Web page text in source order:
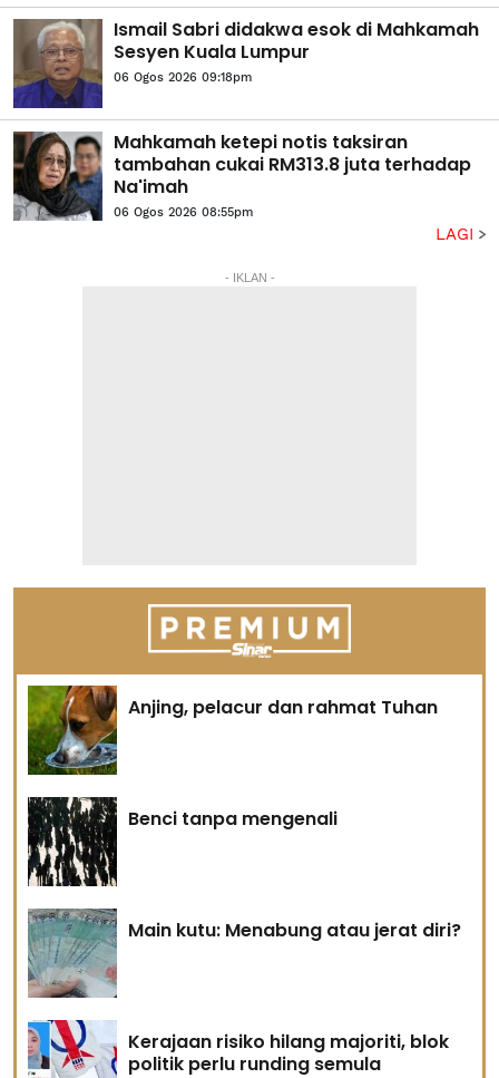
Ismail Sabri didakwa esok di Mahkamah
Sesyen Kuala Lumpur
06 Ogos 2026 09:18pm
Mahkamah ketepi notis taksiran
tambahan cukai RM313.8 juta terhadap
Na'imah
06 Ogos 2026 08:55pm
LAGI
- IKLAN -
Anjing, pelacur dan rahmat Tuhan
Benci tanpa mengenali
Main kutu: Menabung atau jerat diri?
Kerajaan risiko hilang majoriti, blok
politik perlu runding semula